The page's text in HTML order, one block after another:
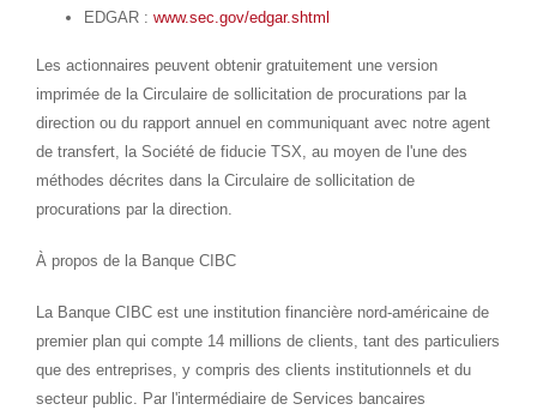
EDGAR :www.sec.gov/edgar.shtml
Les actionnaires peuvent obtenir gratuitement une version
imprimée de la Circulaire de sollicitation de procurations par la
direction ou du rapport annuel en communiquant avec notre agent
de transfert, la Société de fiducie TSX, au moyen de l'une des
méthodes décrites dans la Circulaire de sollicitation de
procurations par la direction.
À propos de la Banque CIBC
La Banque CIBC est une institution financière nord-américaine de
premier plan qui compte 14 millions de clients, tant des particuliers
que des entreprises, y compris des clients institutionnels et du
secteur public. Par l'intermédiaire de Services bancaires